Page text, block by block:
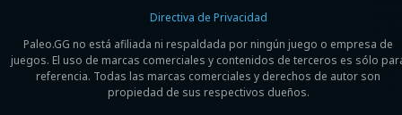
Paleo.GG no está afiliada ni respaldada por ningún juego o empresa de
juegos. El uso de marcas comerciales y contenidos de terceros es sólo
referencia. Todas las marcas comerciales y derechos de autor son
propiedad de sus respectivos dueños.
Directiva de Privacidad